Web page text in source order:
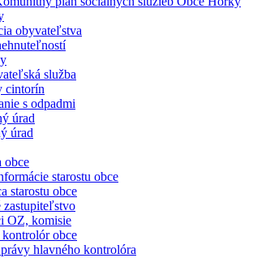
obyvateľstva
služba
cintorín
s odpadmi
úrad
úrad
obce
starostu obce
starostu obce
zastupiteľstvo
OZ, komisie
obce
hlavného kontrolóra